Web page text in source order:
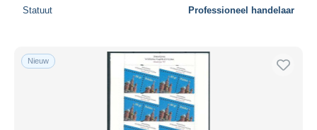
Statuut Professioneel handelaar
Nieuw